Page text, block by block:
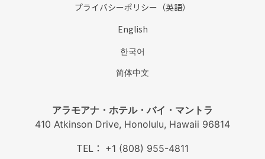
プライバシーポリシー（英語）
English
한국어
简体中文
アラモアナ・ホテル・バイ・マントラ
410 Atkinson Drive, Honolulu, Hawaii 96814
TEL： +1 (808) 955-4811